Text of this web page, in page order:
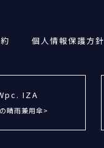
個人情報保護方針
IZA
晴雨兼用傘>